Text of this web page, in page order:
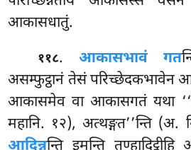
आकासधातुं.
११८.आकासभावं गत
असम्फुट्ठानं तेसं परिच्छेदकभावेन
आकासमेव वा आकासगतं यथा
महानि. १२), अत्थङ्गत’’न्ति